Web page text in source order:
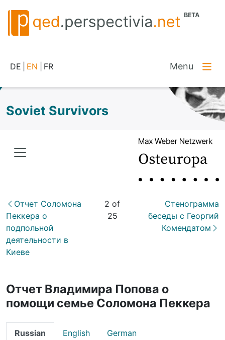
DE EN FR Menu
Soviet Survivors
Отчет Соломона
Пеккера о
подпольной
деятельности в
Киеве
2 of
25
Стенограмма
беседы с Георгий
Комендатом
Отчет Владимира Попова о
помощи семье Соломона Пеккера
Russian English German